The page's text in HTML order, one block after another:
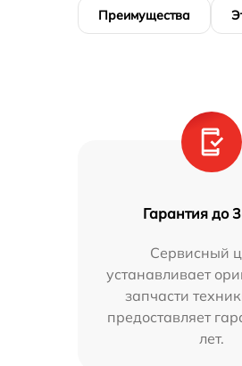
Преимущества
Гарантия до
Сервисный
устанавливает
запчасти
предоставляет
лет.